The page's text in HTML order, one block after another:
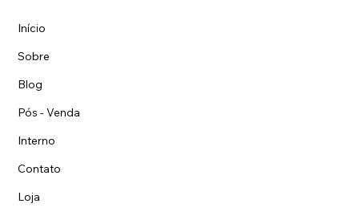
Início
Sobre
Blog
Pós - Venda
Interno
Contato
Loja